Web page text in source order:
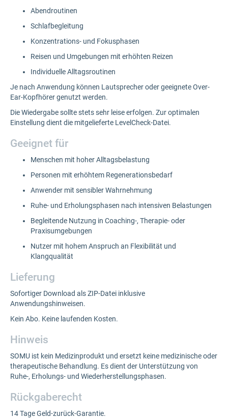
Abendroutinen
Schlafbegleitung
Konzentrations- und Fokusphasen
Reisen und Umgebungen mit erhöhten Reizen
Individuelle Alltagsroutinen
Je nach Anwendung können Lautsprecher oder geeignete Over-
Ear-Kopfhörer genutzt werden.
Die Wiedergabe sollte stets sehr leise erfolgen. Zur optimalen
Einstellung dient die mitgelieferte LevelCheck-Datei.
Geeignet für
Menschen mit hoher Alltagsbelastung
Personen mit erhöhtem Regenerationsbedarf
Anwender mit sensibler Wahrnehmung
Ruhe- und Erholungsphasen nach intensiven Belastungen
Begleitende Nutzung in Coaching-, Therapie- oder
Praxisumgebungen
Nutzer mit hohem Anspruch an Flexibilität und
Klangqualität
Lieferung
Sofortiger Download als ZIP-Datei inklusive
Anwendungshinweisen.
Kein Abo. Keine laufenden Kosten.
Hinweis
SOMU ist kein Medizinprodukt und ersetzt keine medizinische oder
therapeutische Behandlung. Es dient der Unterstützung von
Ruhe-, Erholungs- und Wiederherstellungsphasen.
Rückgaberecht
14 Tage Geld-zurück-Garantie.